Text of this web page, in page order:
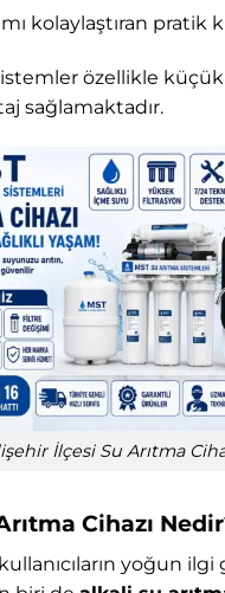
kolaylaştıran pratik
özellikle
sağlamaktadır.
İlçesi Su Arıtma
Cihazı
yoğun